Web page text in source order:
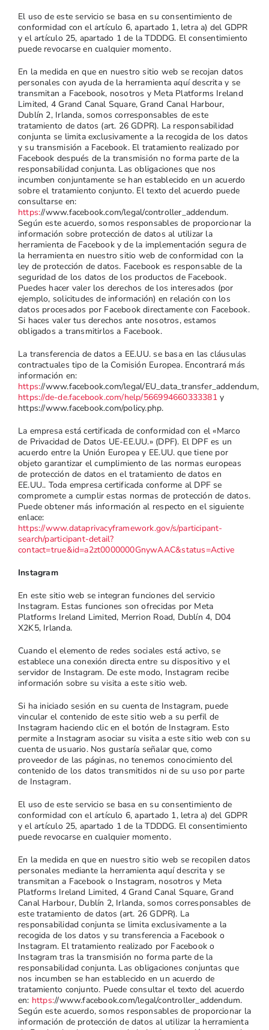
El uso de este servicio se basa en su consentimiento de
conformidad con el artículo 6, apartado 1, letra a) del GDPR
y el artículo 25, apartado 1 de la TDDDG. El consentimiento
puede revocarse en cualquier momento.
En la medida en que en nuestro sitio web se recojan datos
personales con ayuda de la herramienta aquí descrita y se
transmitan a Facebook, nosotros y Meta Platforms Ireland
Limited, 4 Grand Canal Square, Grand Canal Harbour,
Dublín 2, Irlanda, somos corresponsables de este
tratamiento de datos (art. 26 GDPR). La responsabilidad
conjunta se limita exclusivamente a la recogida de los datos
y su transmisión a Facebook. El tratamiento realizado por
Facebook después de la transmisión no forma parte de la
responsabilidad conjunta. Las obligaciones que nos
incumben conjuntamente se han establecido en un acuerdo
sobre el tratamiento conjunto. El texto del acuerdo puede
consultarse en:
https://www.facebook.com/legal/controller_addendum.
Según este acuerdo, somos responsables de proporcionar la
información sobre protección de datos al utilizar la
herramienta de Facebook y de la implementación segura de
la herramienta en nuestro sitio web de conformidad con la
ley de protección de datos. Facebook es responsable de la
seguridad de los datos de los productos de Facebook.
Puedes hacer valer los derechos de los interesados (por
ejemplo, solicitudes de información) en relación con los
datos procesados por Facebook directamente con Facebook.
Si haces valer tus derechos ante nosotros, estamos
obligados a transmitirlos a Facebook.
La transferencia de datos a EE.UU. se basa en las cláusulas
contractuales tipo de la Comisión Europea. Encontrará más
información en:
https://www.facebook.com/legal/EU_data_transfer_addendum,
https://de-de.facebook.com/help/566994660333381y
https://www.facebook.com/policy.php.
La empresa está certificada de conformidad con el «Marco
de Privacidad de Datos UE-EE.UU.» (DPF). El DPF es un
acuerdo entre la Unión Europea y EE.UU. que tiene por
objeto garantizar el cumplimiento de las normas europeas
de protección de datos en el tratamiento de datos en
EE.UU.. Toda empresa certificada conforme al DPF se
compromete a cumplir estas normas de protección de datos.
Puede obtener más información al respecto en el siguiente
enlace:
https://www.dataprivacyframework.gov/s/participant-
search/participant-detail?
contact=true&id=a2zt0000000GnywAAC&status=Active
Instagram
En este sitio web se integran funciones del servicio
Instagram. Estas funciones son ofrecidas por Meta
Platforms Ireland Limited, Merrion Road, Dublín 4, D04
X2K5, Irlanda.
Cuando el elemento de redes sociales está activo, se
establece una conexión directa entre su dispositivo y el
servidor de Instagram. De este modo, Instagram recibe
información sobre su visita a este sitio web.
Si ha iniciado sesión en su cuenta de Instagram, puede
vincular el contenido de este sitio web a su perfil de
Instagram haciendo clic en el botón de Instagram. Esto
permite a Instagram asociar su visita a este sitio web con su
cuenta de usuario. Nos gustaría señalar que, como
proveedor de las páginas, no tenemos conocimiento del
contenido de los datos transmitidos ni de su uso por parte
de Instagram.
El uso de este servicio se basa en su consentimiento de
conformidad con el artículo 6, apartado 1, letra a) del GDPR
y el artículo 25, apartado 1 de la TDDDG. El consentimiento
puede revocarse en cualquier momento.
En la medida en que en nuestro sitio web se recopilen datos
personales mediante la herramienta aquí descrita y se
transmitan a Facebook o Instagram, nosotros y Meta
Platforms Ireland Limited, 4 Grand Canal Square, Grand
Canal Harbour, Dublín 2, Irlanda, somos corresponsables de
este tratamiento de datos (art. 26 GDPR). La
responsabilidad conjunta se limita exclusivamente a la
recogida de los datos y su transferencia a Facebook o
Instagram. El tratamiento realizado por Facebook o
Instagram tras la transmisión no forma parte de la
responsabilidad conjunta. Las obligaciones conjuntas que
nos incumben se han establecido en un acuerdo de
tratamiento conjunto. Puede consultar el texto del acuerdo
en: https://www.facebook.com/legal/controller_addendum.
Según este acuerdo, somos responsables de proporcionar la
información de protección de datos al utilizar la herramienta